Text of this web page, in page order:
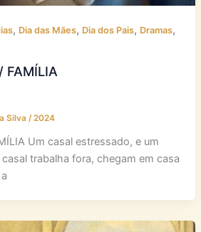
, Dia das Mães, Dia dos Pais, Dramas,
FAMÍLIA
Silva /2024
Um casal estressado, e um
trabalha fora, chegam em casa